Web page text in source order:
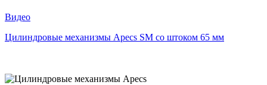
Видео
Цилиндровые механизмы Apecs SM со штоком 65 мм